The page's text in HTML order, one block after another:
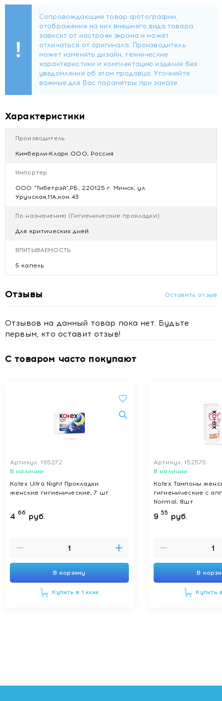
Характеристики
Производитель
Кимберли-Кларк ООО, Россия
Импортер
ООО "Тибетрэй",РБ, 220125 г. Минск, ул.
Уручская,11А,ком.43
По назначению (Гигиенические прокладки)
Для критических дней
ВПИТЫВАЕМОСТЬ
5 капель
Отзывы Оставить отзыв
Отзывов на данный товар пока нет. Будьте
первым, кто оставит отзыв!
С товаром часто покупают
Артикул: 195272
В наличии
Kotex Ultra Night Прокладки
женские гигиенические, 7 шт
4 66 руб.
В корзину
Купить в 1 клик
Артикул: 152575
В наличии
Kotex Тампоны
гигиенические с
Normal, 8шт
9 55 руб.
В
Купить